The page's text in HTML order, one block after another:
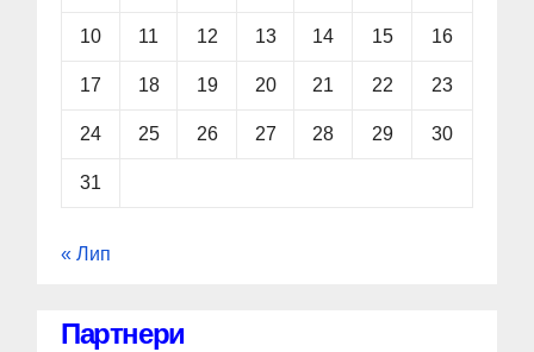
10 11 12 13 14 15 16
17 18 19 20 21 22 23
24 25 26 27 28 29 30
31
« Лип
Партнери